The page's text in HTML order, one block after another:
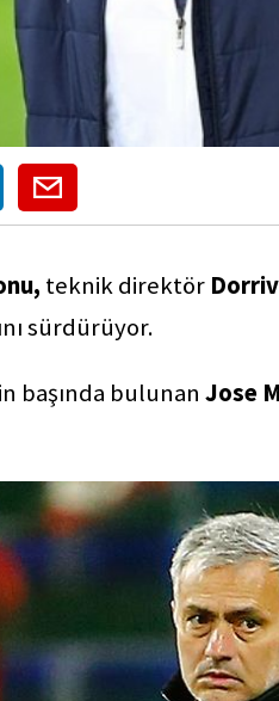
teknik direktör
sürdürüyor.
başında bulunan Jose